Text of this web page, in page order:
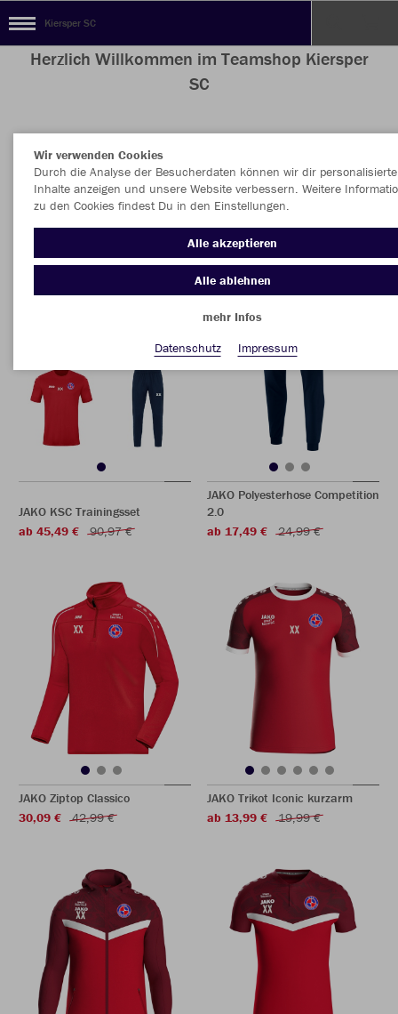
Kiersper SC
Herzlich Willkommen im Teamshop Kiersper
SC
Nachhaltig Farbe
JAKO KSC Trainingsset
ab 45,49 €
90,97 €
JAKO Polyesterhose Competition
2.0
ab 17,49 €
24,99 €
JAKO Ziptop Classico
30,09 €
42,99 €
JAKO Trikot Iconic kurzarm
ab 13,99 €
19,99 €
Wir verwenden Cookies
Durch die Analyse der Besucherdaten können wir dir personalisierte
Inhalte anzeigen und unsere Website verbessern. Weitere
zu den Cookies findest Du in den Einstellungen.
Alle akzeptieren
Alle ablehnen
mehr Infos
Datenschutz
Impressum